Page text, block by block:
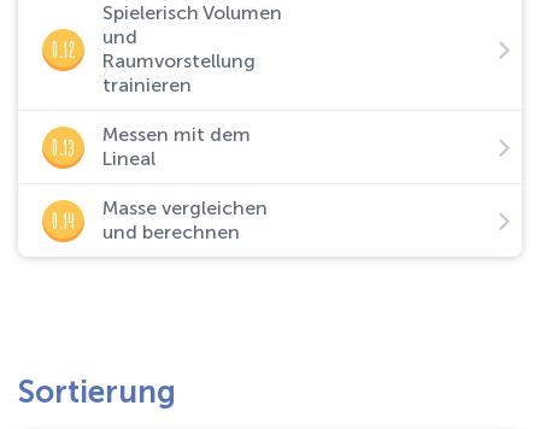
O.12
Spielerisch Volumen
und
Raumvorstellung
trainieren
O.13
Messen mit dem
Lineal
O.14
Masse vergleichen
und berechnen
Sortierung